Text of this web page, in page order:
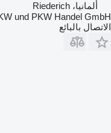
ألمانيا، Riederich
und PKW Handel GmbH
الاتصال بالبائع